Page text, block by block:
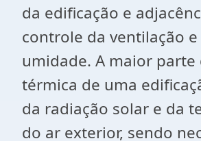
da edificação e
controle da ventilação e
umidade. A maior parte
térmica de uma
da radiação solar e da
do ar exterior, sendo